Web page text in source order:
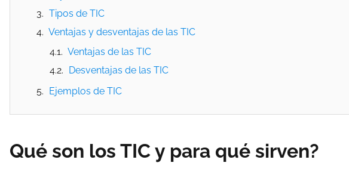
Tipos de TIC
Ventajas y desventajas de las TIC
Ventajas de las TIC
Desventajas de las TIC
Ejemplos de TIC
Qué son los TIC y para qué sirven?